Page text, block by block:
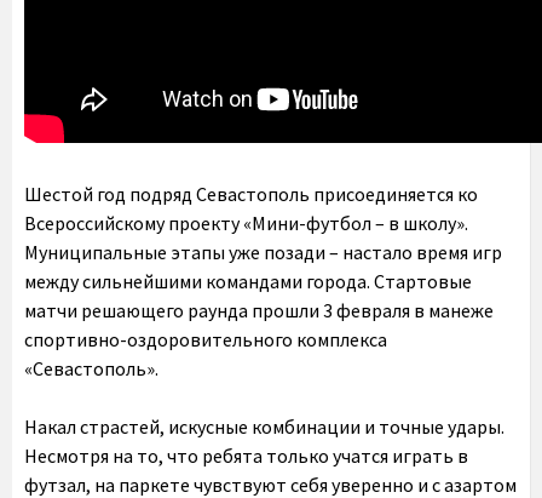
Шестой год подряд Севастополь присоединяется ко
Всероссийскому проекту «Мини-футбол – в школу».
Муниципальные этапы уже позади – настало время игр
между сильнейшими командами города. Стартовые
матчи решающего раунда прошли 3 февраля в манеже
спортивно-оздоровительного комплекса
«Севастополь».
Накал страстей, искусные комбинации и точные удары.
Несмотря на то, что ребята только учатся играть в
футзал, на паркете чувствуют себя уверенно и с азартом